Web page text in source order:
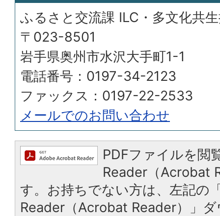
ふるさと交流課 ILC・多文化共
〒023-8501
岩手県奥州市水沢大手町1-1
電話番号：0197-34-2123
ファックス：0197-22-2533
メールでのお問い合わせ
PDFファイルを閲
Reader（Acrobat
す。お持ちでない方は、左記の
Reader（Acrobat Reader）」